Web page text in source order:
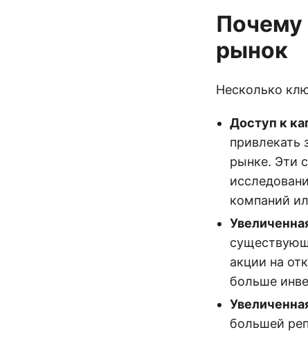
Почему
рынок
Несколько
Доступ к
привлекать
рынке. Эти
компаний
акции на
больше
большей